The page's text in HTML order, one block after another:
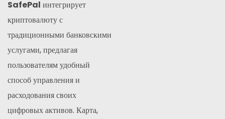
SafePal интегрирует
криптовалюту с
традиционными банковскими
услугами, предлагая
пользователям удобный
способ управления и
расходования своих
цифровых активов. Карта,